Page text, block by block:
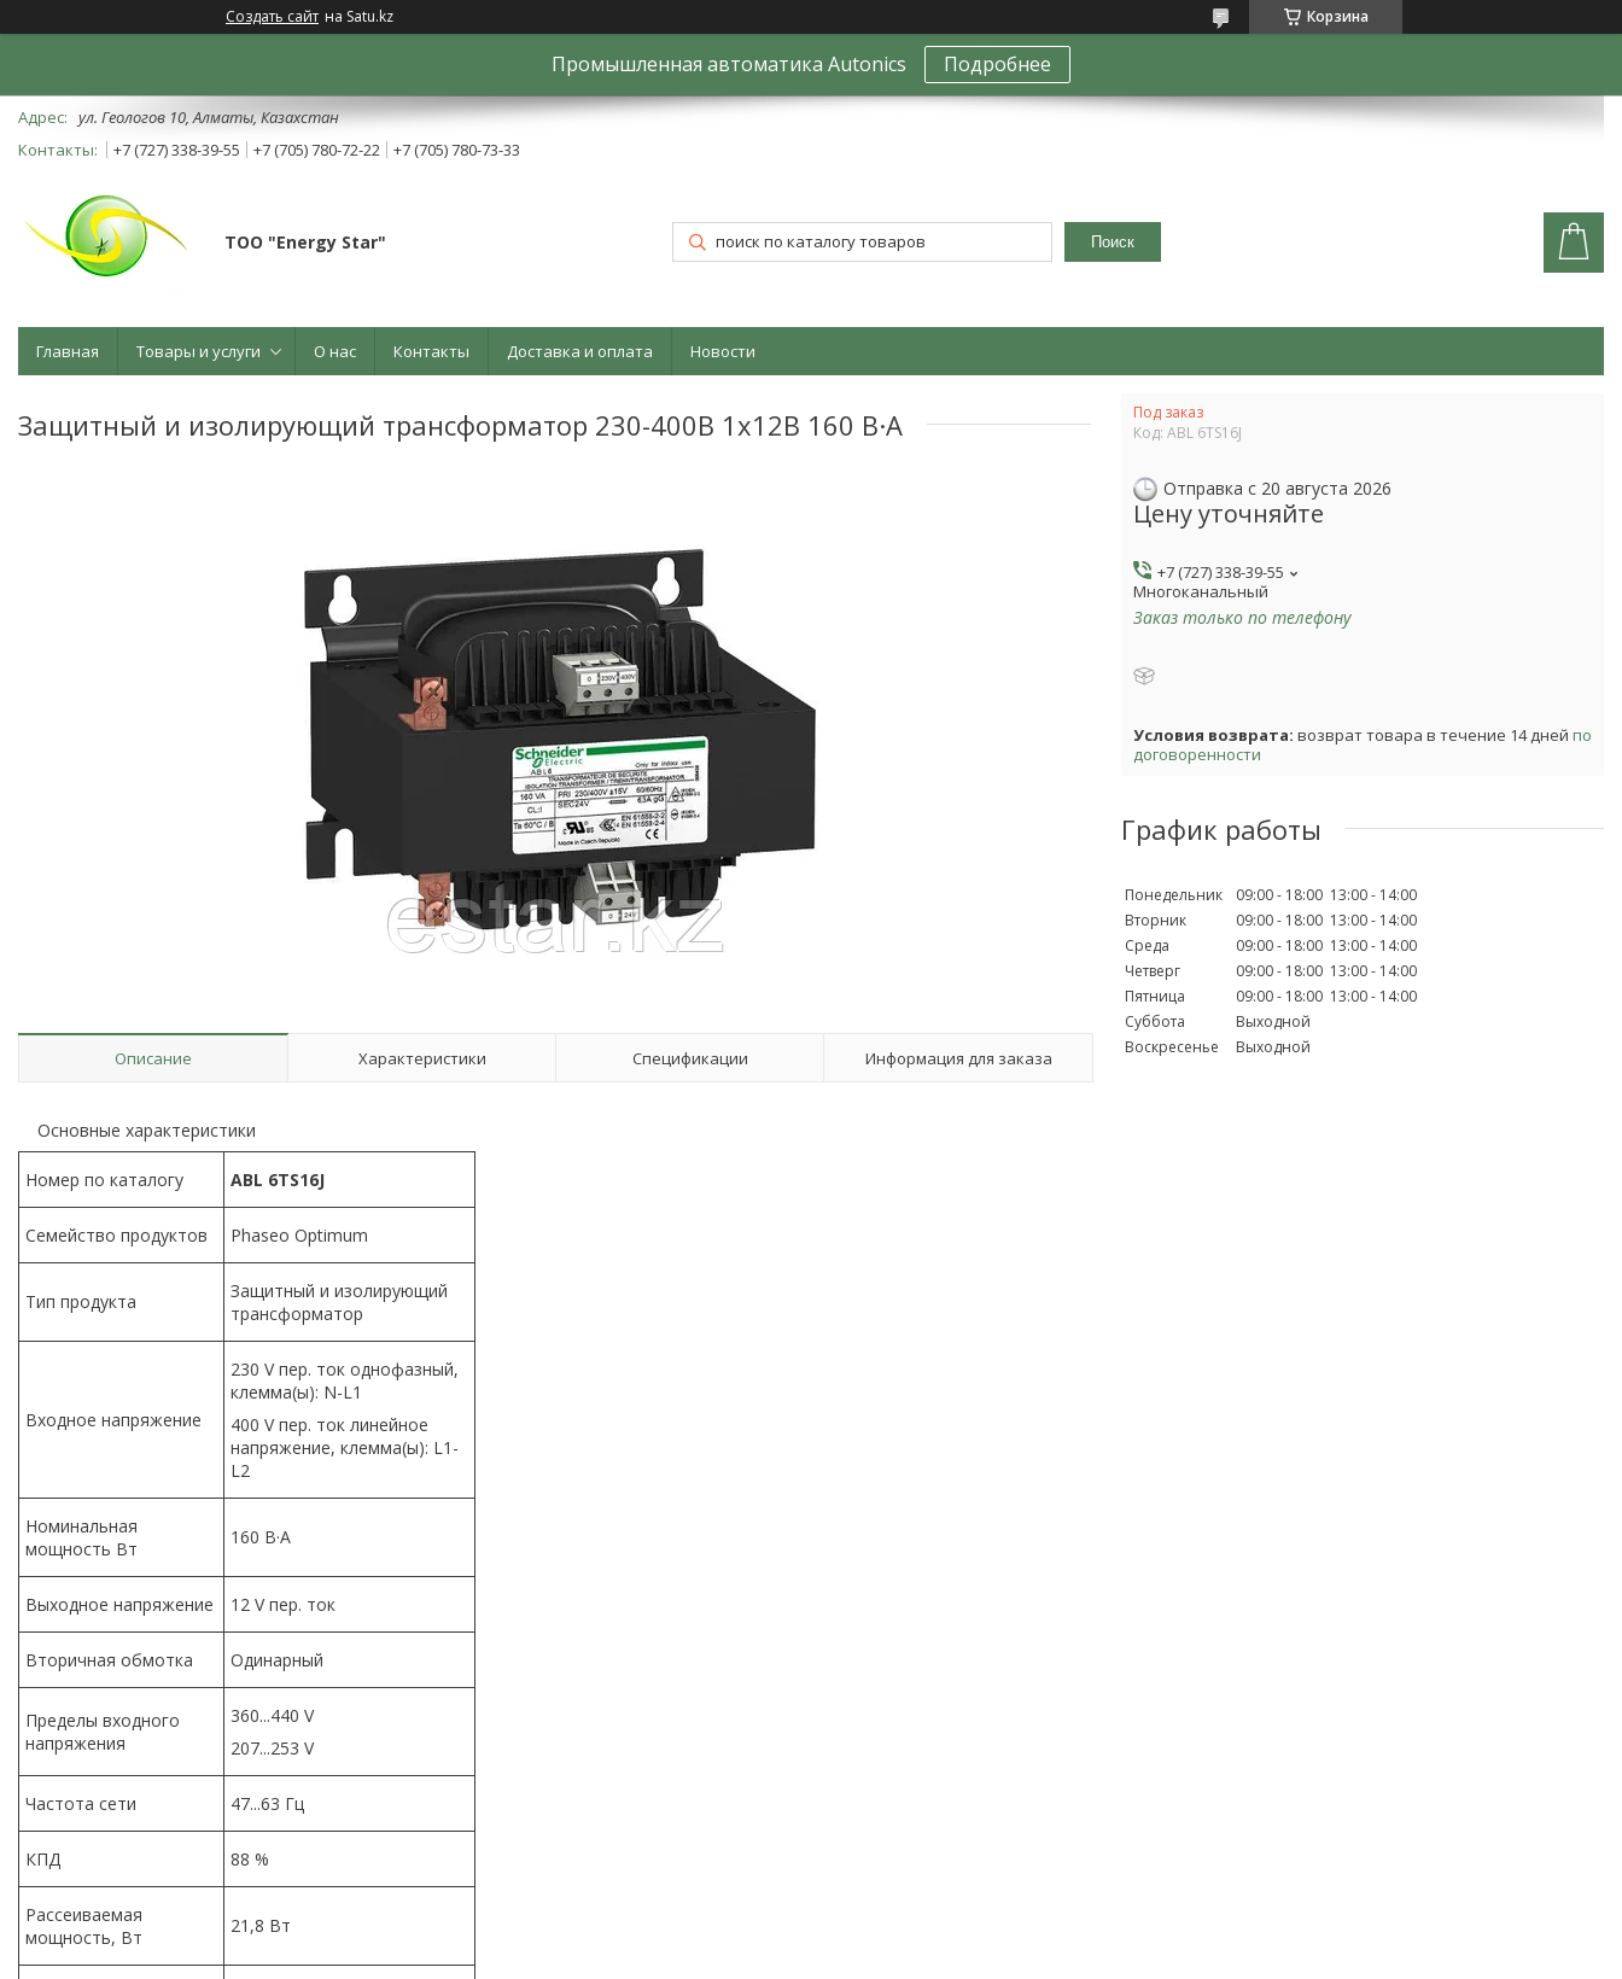
Создать сайт на Satu.kz Корзина
Промышленная автоматика Autonics Подробнее
ул. Геологов 10, Алматы, Казахстан
+7 (727) 338-39-55
+7 (705) 780-72-22 +7 (705) 780-73-33
ТОО "Energy Star" Поиск
Главная Товары и услуги О нас Контакты Доставка и оплата Новости
Защитный и изолирующий трансформатор 230-400В 1x12В 160 В·А
Описание Характеристики Спецификации Информация для заказа
Основные характеристики
Номер по каталогу ABL 6TS16J
Семейство продуктов Phaseo Optimum
Тип продукта
Защитный и изолирующий
трансформатор
Входное напряжение
230 V пер. ток однофазный,
клемма(ы): N-L1
400 V пер. ток линейное
напряжение, клемма(ы): L1-
L2
Номинальная
мощность Вт
160 В·А
Выходное напряжение 12 V пер. ток
Вторичная обмотка Одинарный
Пределы входного
напряжения
360...440 V
207...253 V
Частота сети 47...63 Гц
КПД 88 %
Рассеиваемая
мощность, Вт
21,8 Вт
Под заказ
Код: ABL 6TS16J
Отправка с 20 августа 2026
Цену уточняйте
+7 (727) 338-39-55
Многоканальный
Заказ только по телефону
возврат товара в течение 14 дней по
договоренности
График работы
Понедельник 09:00 18:00 13:00
14:00
Вторник
09:00 18:00 13:00
14:00
Среда
09:00 18:00 13:00
14:00
Четверг
09:00 18:00 13:00
14:00
Пятница
09:00 18:00 13:00
14:00
Суббота
Выходной
Воскресенье
Выходной